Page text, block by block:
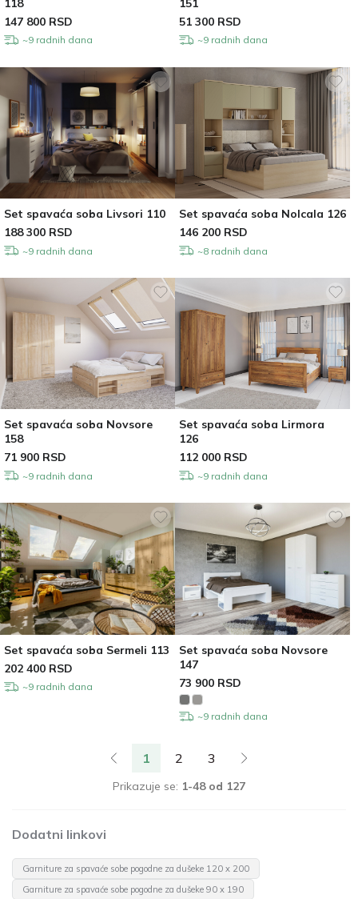
118
147 800 RSD
~9 radnih dana
151
51 300 RSD
~9 radnih dana
Set spavaća soba Livsori 110
188 300 RSD
~9 radnih dana
Set spavaća soba Nolcala 126
146 200 RSD
~8 radnih dana
Set spavaća soba Novsore
158
71 900 RSD
~9 radnih dana
Set spavaća soba Lirmora
126
112 000 RSD
~9 radnih dana
Set spavaća soba Sermeli 113
202 400 RSD
~9 radnih dana
Set spavaća soba Novsore
147
73 900 RSD
~9 radnih dana
Prikazuje se: 1-48 od 127
1 2 3
Dodatni linkovi
Garniture za spavaće sobe pogodne za dušeke 120 x 200
Garniture za spavaće sobe pogodne za dušeke 90 x 190